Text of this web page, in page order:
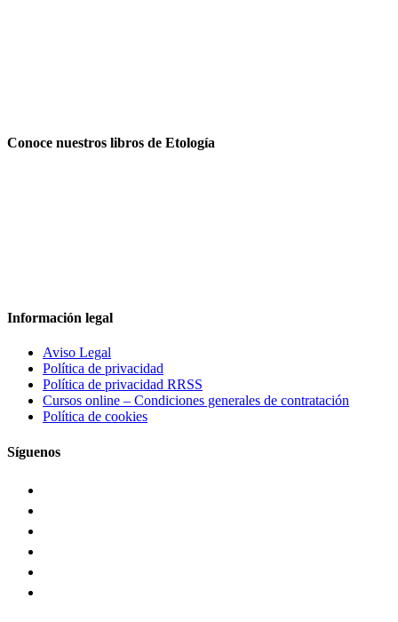
Conoce nuestros libros de Etología
Información legal
Aviso Legal
Política de privacidad
Política de privacidad RRSS
Cursos online – Condiciones generales de contratación
Política de cookies
Síguenos